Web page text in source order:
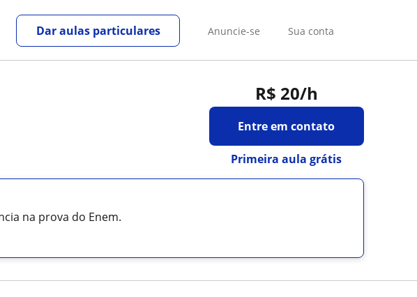
Anuncie-se Sua conta
Dar aulas particulares
R$ 20/h
Entre em contato
Primeira aula grátis
na prova do Enem.